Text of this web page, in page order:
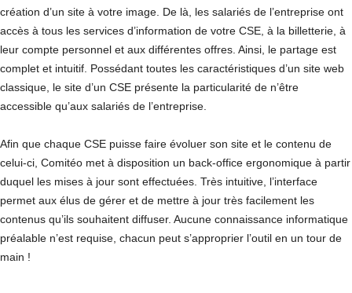
création d’un site à votre image. De là, les salariés de l’entreprise ont
accès à tous les services d’information de votre CSE, à la billetterie, à
leur compte personnel et aux différentes offres. Ainsi, le partage est
complet et intuitif. Possédant toutes les caractéristiques d’un site web
classique, le site d’un CSE présente la particularité de n’être
accessible qu’aux salariés de l’entreprise.
Afin que chaque CSE puisse faire évoluer son site et le contenu de
celui-ci, Comitéo met à disposition un back-office ergonomique à partir
duquel les mises à jour sont effectuées. Très intuitive, l’interface
permet aux élus de gérer et de mettre à jour très facilement les
contenus qu’ils souhaitent diffuser. Aucune connaissance informatique
préalable n’est requise, chacun peut s’approprier l’outil en un tour de
main !